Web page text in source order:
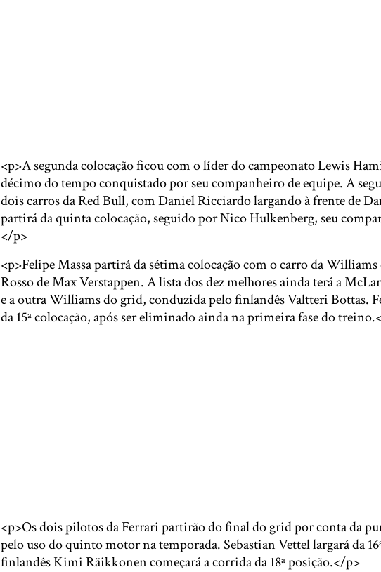
<p>A segunda colocação ficou com o líder do campeonato Lewis
décimo do tempo conquistado por seu companheiro de equipe. A
dois carros da Red Bull, com Daniel Ricciardo largando à frente de
partirá da quinta colocação, seguido por Nico Hulkenberg, seu
</p>
<p>Felipe Massa partirá da sétima colocação com o carro da Williams
Rosso de Max Verstappen. A lista dos dez melhores ainda terá a
e a outra Williams do grid, conduzida pelo finlandês Valtteri Bottas.
da 15ª colocação, após ser eliminado ainda na primeira fase do
<p>Os dois pilotos da Ferrari partirão do final do grid por conta da
pelo uso do quinto motor na temporada. Sebastian Vettel largará da
finlandês Kimi Räikkonen começará a corrida da 18ª posição.</p>